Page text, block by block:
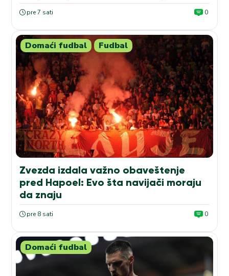
pre 7 sati 0
Domaći fudbal Fudbal
Zvezda izdala važno obaveštenje
pred Hapoel: Evo šta navijači moraju
da znaju
pre 8 sati 0
Domaći fudbal